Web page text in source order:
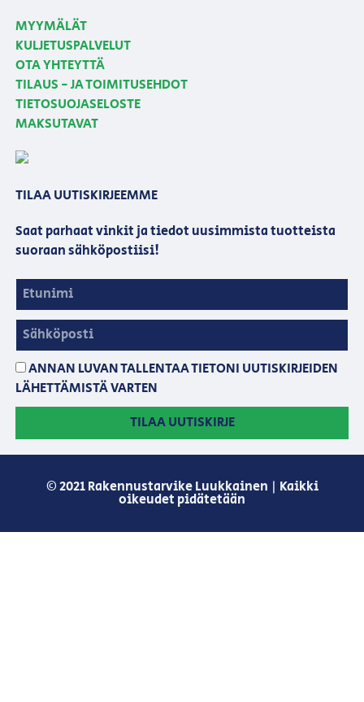
MYYMÄLÄT
KULJETUSPALVELUT
OTA YHTEYTTÄ
TILAUS - JA TOIMITUSEHDOT
TIETOSUOJASELOSTE
MAKSUTAVAT
TILAA UUTISKIRJEEMME
Saat parhaat vinkit ja tiedot uusimmista tuotteista
suoraan sähköpostiisi!
ANNAN LUVAN TALLENTAA TIETONI UUTISKIRJEIDEN
LÄHETTÄMISTÄ VARTEN
TILAA UUTISKIRJE
© 2021 Rakennustarvike Luukkainen | Kaikki
oikeudet pidätetään